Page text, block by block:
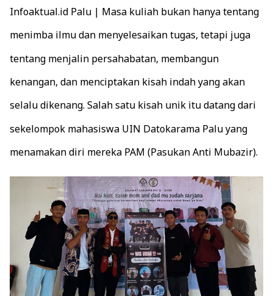
Infoaktual.id Palu | Masa kuliah bukan hanya tentang
menimba ilmu dan menyelesaikan tugas, tetapi juga
tentang menjalin persahabatan, membangun
kenangan, dan menciptakan kisah indah yang akan
selalu dikenang. Salah satu kisah unik itu datang dari
sekelompok mahasiswa UIN Datokarama Palu yang
menamakan diri mereka PAM (Pasukan Anti Mubazir).